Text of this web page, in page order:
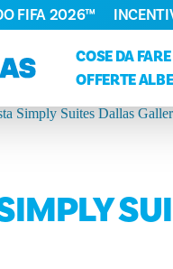
COSE DA FARE
OFFERTE
FIFA 2026™